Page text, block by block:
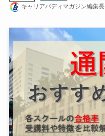
キャリアバディマガジン編集長